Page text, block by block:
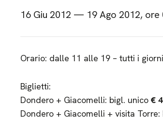
16 Giu 2012 — 19 Ago 2012, ore
Orario: dalle 11 alle 19 – tutti i
Biglietti:
Dondero + Giacomelli: bigl. unico € 4
Dondero + Giacomelli + visita Torre: